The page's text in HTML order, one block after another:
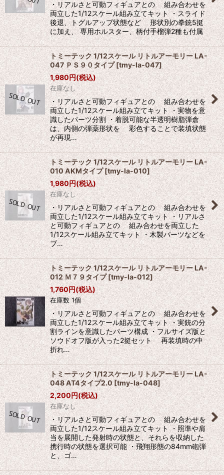
・リアルさと可動フィギュアとの 組み合わせを
両立した1/12スケール組み立てキット ・スライド
後退、トグルアップ状態など 形状別の拳銃5挺
に加え、 専用ホルスター、柄付手榴弾2種も付属
トミーテック 1/12スケール リトルアーモリー LA-
047 ＰＳ９０タイプ[tmy-la-047]
1,980円(税込)
在庫なし
・リアルさと可動フィギュアとの 組み合わせを
両立した1/12スケール組み立てキット ・実物を意
識したパーツ分割 ・着脱可能な半透明樹脂弾倉
は、内側の弾薬形状を 彩色することで装填状態
が再現…
トミーテック 1/12スケール リトルアーモリー LA-
010 AKMタイプ [tmy-la-010]
1,980円(税込)
在庫なし
・リアルさと可動フィギュアとの 組み合わせを
両立した1/12スケール組み立てキット ・リアルさ
と可動フィギュアとの 組み合わせを両立した
1/12スケール組み立てキット ・木製パーツなどを
ブ…
トミーテック 1/12スケール リトルアーモリー LA-
012 Ｍ７９タイプ[tmy-la-012]
1,760円(税込)
在庫数 1個
・リアルさと可動フィギュアとの 組み合わせを
両立した1/12スケール組み立てキット ・実銃の分
割ラインを意識したパーツ構成 ・フルサイズ版と
ソウドオフ版が入った2挺セット 再装填時の中
折れ…
トミーテック 1/12スケール リトルアーモリー LA-
048 AT4タイプ2.0[tmy-la-048]
2,200円(税込)
在庫なし
・リアルさと可動フィギュアとの 組み合わせを
両立した1/12スケール組み立てキット ・照準や肩
当を展開した発射時の状態と、それらを収納した
携行時の状態を選択可能 ・飛翔形態の84mm砲弾
と、ゴ…